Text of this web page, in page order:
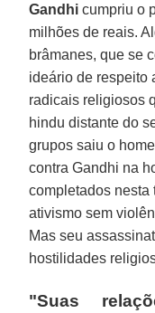
Gandhi cumpriu o
milhões de reais.
brâmanes, que se
ideário de respeito
radicais religiosos
hindu distante do
grupos saiu o
contra Gandhi na
completados nesta
ativismo sem
Mas seu
hostilidades
"Suas